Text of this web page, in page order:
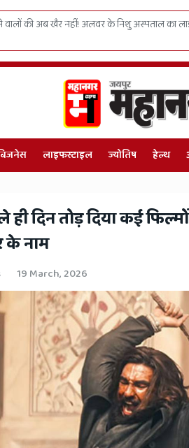
के सख्त आदेश" जाति-धर्म छोड़ो, विकास
लाइफस्टाइल ज्योतिष हेल्थ
दिन तोड़ दिया कई
के नाम
19 March, 2026